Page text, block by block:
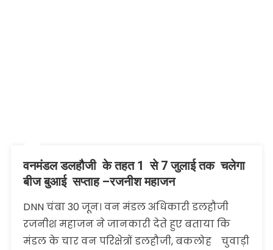
वनमंडल डलहौजी के तहत 1 से 7 जुलाई तक चलेगा
बीज बुआई सप्ताह –रजनीश महाजन
DNN चंबा 30 जून। वन मंडल अधिकारी डलहौजी
रजनीश महाजन ने जानकारी देते हुए बताया कि
मंडल के चार वन परिक्षेत्रों डलहौजी, बकलोह चुवाड़ी